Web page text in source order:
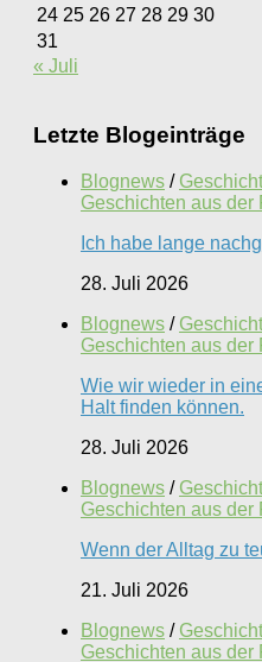
24 25 26 27 28 29 30
31
« Juli
Letzte Blogeinträge
Blognews /
Geschichten aus der
Ich habe lange
28. Juli 2026
Blognews /
Geschichten aus der
Wie wir wieder in
Halt finden können.
28. Juli 2026
Blognews /
Geschichten aus der
Wenn der Alltag zu
21. Juli 2026
Blognews /
Geschichten aus der